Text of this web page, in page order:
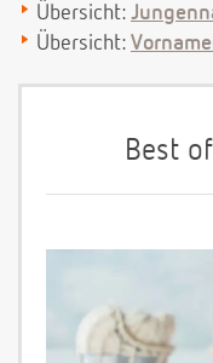
Übersicht:
Übersicht:
Best